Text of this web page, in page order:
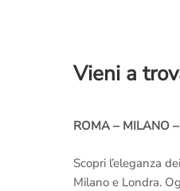
Vieni a
ROMA – MILANO
Scopri l’eleganza
Milano e Londra.